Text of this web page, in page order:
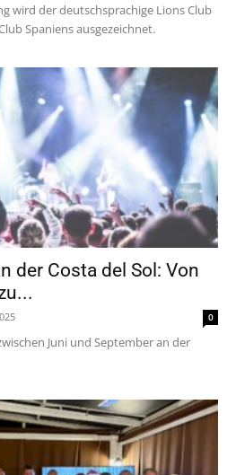
wird der deutschsprachige Lions Club
Spaniens ausgezeichnet.
der Costa del Sol: Von
0
Juni und September an der